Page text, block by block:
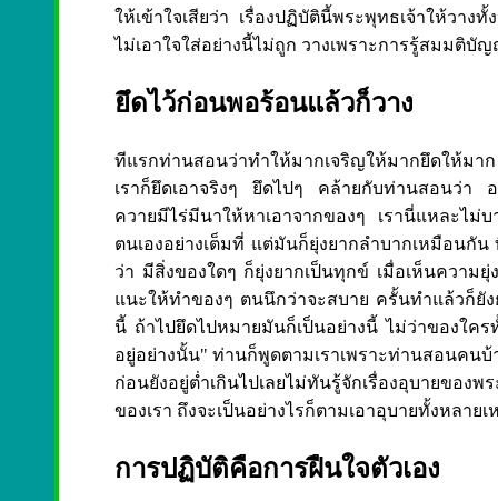
ให้เข้าใจเสียว่า เรื่องปฏิบัตินี้พระพุทธเจ้าให้วาง
ไม่เอาใจใส่อย่างนี้ไม่ถูก วางเพราะการรู้สมมติบั
ยึดไว้ก่อนพอร้อนแล้วก็วาง
ทีแรกท่านสอนว่าทำให้มากเจริญให้มากยึดให้ม
เราก็ยึดเอาจริงๆ ยึดไปๆ คล้ายกับท่านสอนว่า
ควายมีไร่มีนาให้หาเอาจากของๆ เรานี่แหละไ
ตนเองอย่างเต็มที่ แต่มันก็ยุ่งยากลำบากเหมือนกั
ว่า มีสิ่งของใดๆ ก็ยุ่งยากเป็นทุกข์ เมื่อเห็นความ
แนะให้ทำของๆ ตนนึกว่าจะสบาย ครั้นทำแล้วก็ยั
นี้ ถ้าไปยึดไปหมายมันก็เป็นอย่างนี้ ไม่ว่าของใค
อยู่อย่างนั้น" ท่านก็พูดตามเราเพราะท่านสอนคน
ก่อนยังอยู่ต่ำเกินไปเลยไม่ทันรู้จักเรื่องอุบายขอ
ของเรา ถึงจะเป็นอย่างไรก็ตามเอาอุบายทั้งหลาย
การปฏิบัติคือการฝืนใจตัวเอง